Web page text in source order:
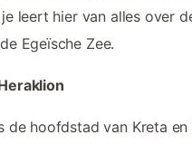
je leert hier van alles over
Egeïsche Zee.
de hoofdstad van Kreta en